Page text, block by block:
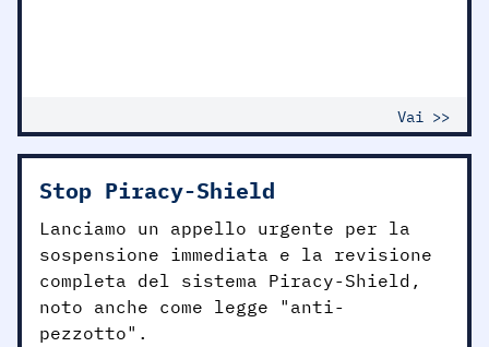
Vai >>
Stop Piracy-Shield
Lanciamo un appello urgente per la
sospensione immediata e la revisione
completa del sistema Piracy-Shield,
noto anche come legge "anti-
pezzotto".